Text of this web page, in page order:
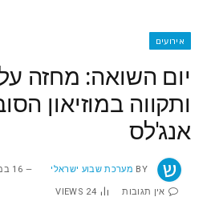
אירועים
יום השואה: מחזה
ותקווה במוזיאון
אנג'לס
BY מערכת שבוע ישראלי 16 במרץ 2026
אין תגובות 24
VIEWS